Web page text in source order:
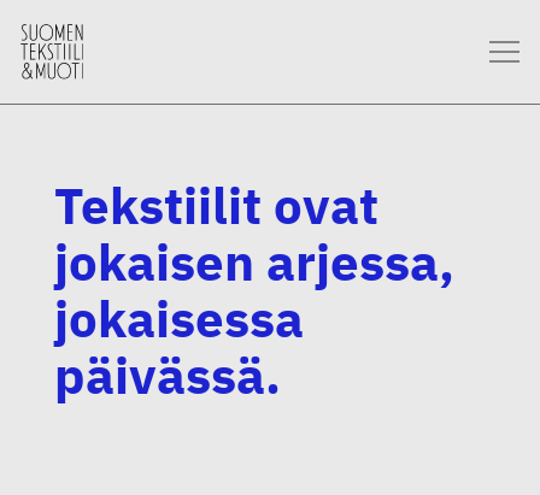
Tekstiilit ovat
jokaisen arjessa,
jokaisessa
päivässä.